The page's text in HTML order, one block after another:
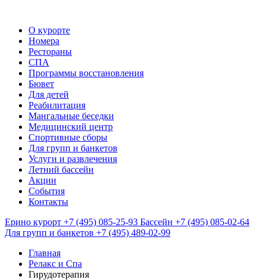
О курорте
Номера
Рестораны
СПА
Программы восстановления
Бювет
Для детей
Реабилитация
Мангальные беседки
Медицинский центр
Спортивные сборы
Для групп и банкетов
Услуги и развлечения
Летний бассейн
Акции
События
Контакты
Ерино курорт +7 (495) 085-25-93 Бассейн +7 (495) 085-02-64
Для групп и банкетов +7 (495) 489-02-99
Главная
Релакс и Спа
Гирудотерапия